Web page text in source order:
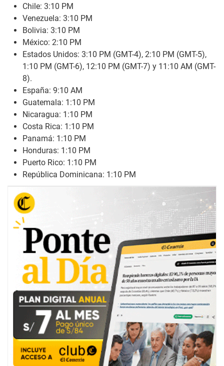
Chile: 3:10 PM
Venezuela: 3:10 PM
Bolivia: 3:10 PM
México: 2:10 PM
Estados Unidos: 3:10 PM (GMT-4), 2:10 PM (GMT-5),
1:10 PM (GMT-6), 12:10 PM (GMT-7) y 11:10 AM (GMT-
8).
España: 9:10 AM
Guatemala: 1:10 PM
Nicaragua: 1:10 PM
Costa Rica: 1:10 PM
Panamá: 1:10 PM
Honduras: 1:10 PM
Puerto Rico: 1:10 PM
República Dominicana: 1:10 PM